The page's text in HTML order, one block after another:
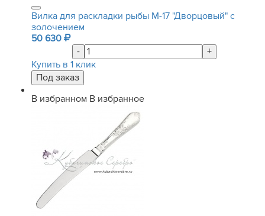
Вилка для раскладки рыбы М-17 "Дворцовый" с
золочением
50 630
-
+
Купить в 1 клик
В избранном В избранное